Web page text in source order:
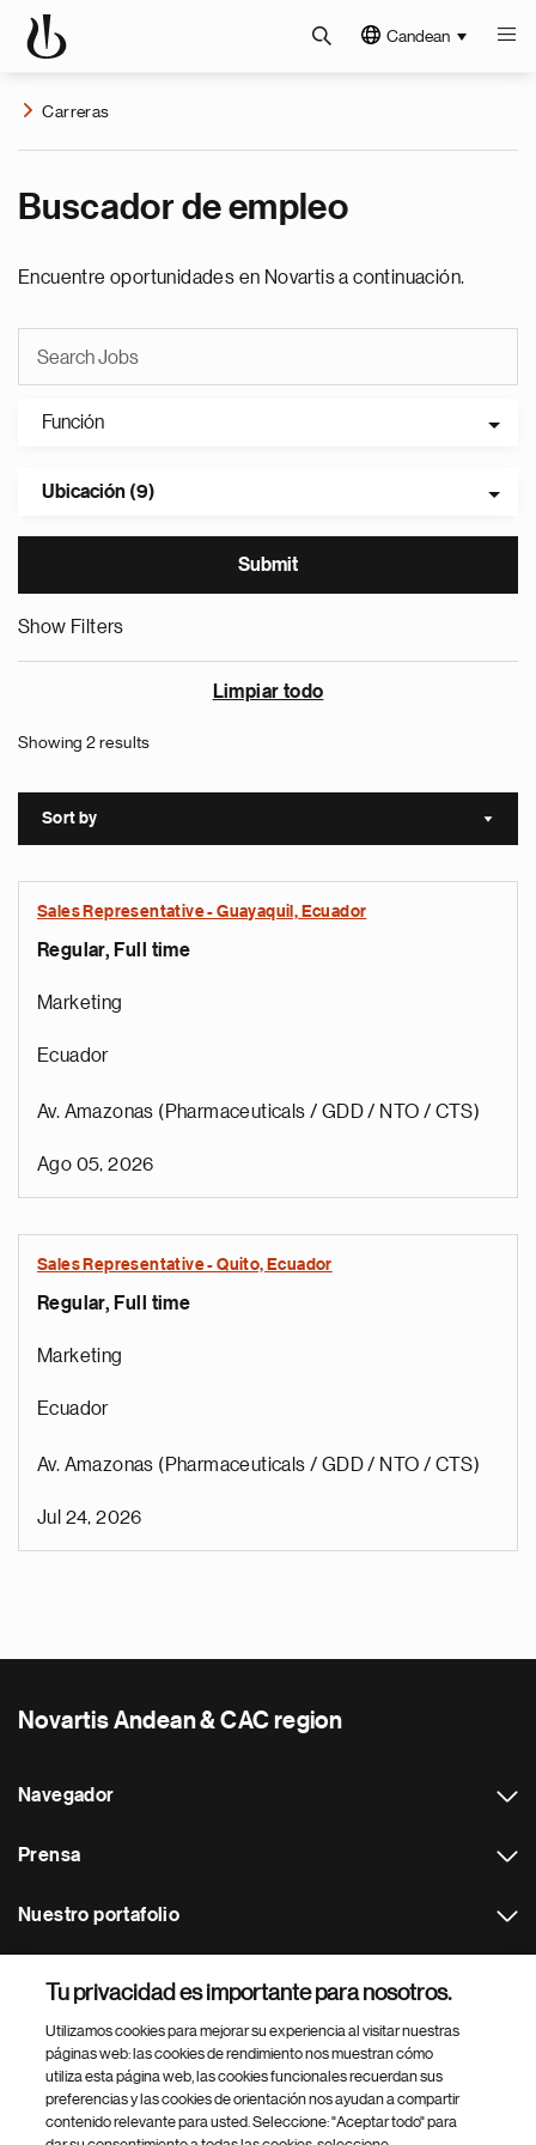
Candean
Carreras
Buscador de empleo
Encuentre oportunidades en Novartis a continuación.
Función
Ubicación (9)
Show Filters
Limpiar todo
Showing 2 results
Sort by Sort
Sales Representative - Guayaquil, Ecuador
Regular, Full time
Marketing
Ecuador
Av. Amazonas (Pharmaceuticals / GDD / NTO / CTS)
Ago 05, 2026
Sales Representative - Quito, Ecuador
Regular, Full time
Marketing
Ecuador
Av. Amazonas (Pharmaceuticals / GDD / NTO / CTS)
Jul 24, 2026
Novartis Andean & CAC region
Navegador
Prensa
Nuestro portafolio
Footer Site Search
Tu privacidad es importante para nosotros.
Utilizamos cookies para mejorar su experiencia al visitar nuestras
páginas web: las cookies de rendimiento nos muestran cómo
utiliza esta página web, las cookies funcionales recuerdan sus
preferencias y las cookies de orientación nos ayudan a compartir
contenido relevante para usted. Seleccione: "Aceptar todo" para